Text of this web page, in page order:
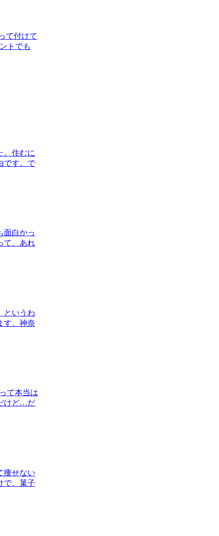
て付けて
トでも
。住むに
です。で
面白かっ
て、あれ
というわ
す。神奈
て本当は
けど…だ
痩せない
で、菓子